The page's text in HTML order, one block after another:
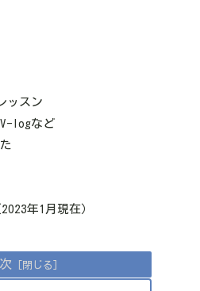
ッスン
logなど
年1月現在）